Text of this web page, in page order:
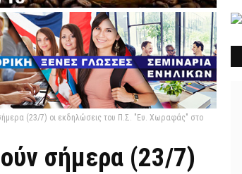
(23/7) οι εκδηλώσεις του Π.Σ. "Ευ. Χωραφάς" στο
σήμερα (23/7)